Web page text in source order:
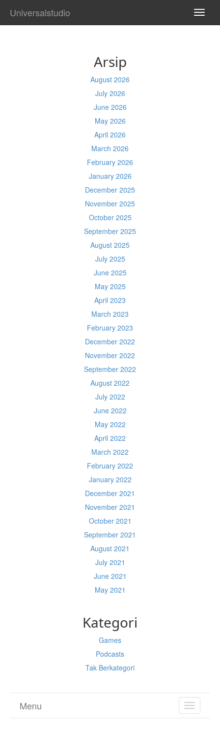
Universalstudio
Arsip
August 2026
July 2026
June 2026
May 2026
April 2026
March 2026
February 2026
January 2026
December 2025
November 2025
October 2025
September 2025
August 2025
July 2025
June 2025
May 2025
April 2023
March 2023
February 2023
December 2022
November 2022
September 2022
August 2022
July 2022
June 2022
May 2022
April 2022
March 2022
February 2022
January 2022
December 2021
November 2021
October 2021
September 2021
August 2021
July 2021
June 2021
May 2021
Kategori
Games
Podcasts
Tak Berkategori
TOGGLE
Menu